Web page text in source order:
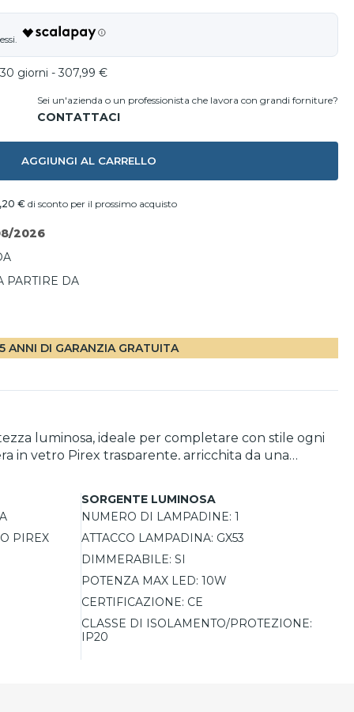
giorni - 307,99 €
Sei un'azienda o un professionista che lavora con grandi forniture?
AGGIUNGI AL CARRELLO
€ di sconto per il prossimo acquisto
2026
PARTIRE DA
ANNI DI GARANZIA GRATUITA
luminosa, ideale per completare con stile ogni
in vetro Pirex trasparente, arricchita da una
del dimmer permette di regolare l'intensità
un design che unisce estetica e praticità.
PIREX
SORGENTE LUMINOSA
NUMERO DI LAMPADINE: 1
ATTACCO LAMPADINA: GX53
DIMMERABILE: SI
POTENZA MAX LED: 10W
CERTIFICAZIONE: CE
CLASSE DI ISOLAMENTO/PROTEZIONE:
IP20